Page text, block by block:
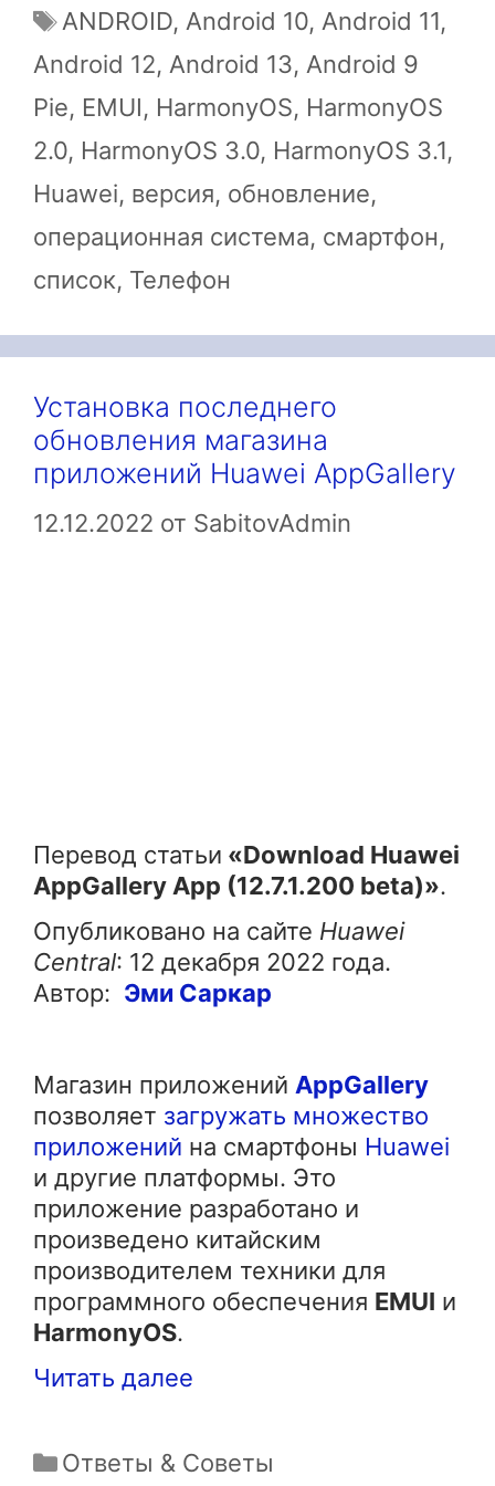
Метки
ANDROID, Android 10, Android 11,
Android 12, Android 13, Android 9
Pie, EMUI, HarmonyOS, HarmonyOS
2.0, HarmonyOS 3.0, HarmonyOS 3.1,
Huawei, версия, обновление,
операционная система, смартфон,
список, Телефон
Установка последнего
обновления магазина
приложений Huawei AppGallery
12.12.2022 от SabitovAdmin
Перевод статьи «Download Huawei
AppGallery App (12.7.1.200 beta)».
Опубликовано на сайте Huawei
Central: 12 декабря 2022 года.
Автор: Эми Саркар
Магазин приложений AppGallery
позволяет загружать множество
приложений на смартфоны Huawei
и другие платформы. Это
приложение разработано и
произведено китайским
производителем техники для
программного обеспечения EMUI и
HarmonyOS.
Читать далее
Рубрики
Ответы & Советы